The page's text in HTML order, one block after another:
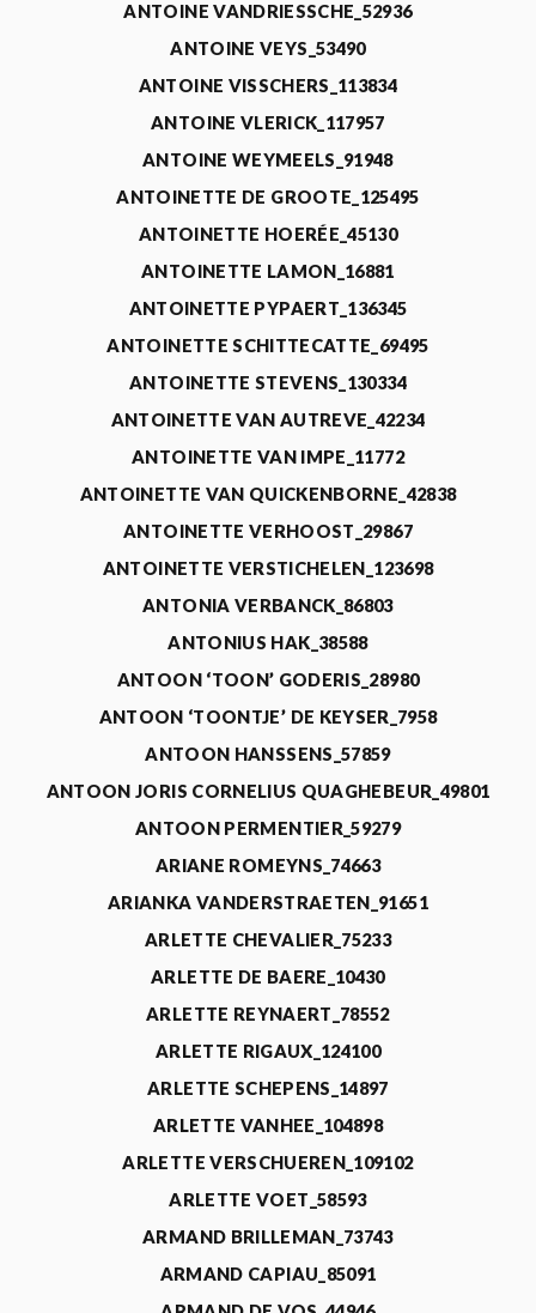
ANTOINE VANDRIESSCHE_52936
ANTOINE VEYS_53490
ANTOINE VISSCHERS_113834
ANTOINE VLERICK_117957
ANTOINE WEYMEELS_91948
ANTOINETTE DE GROOTE_125495
ANTOINETTE HOERÉE_45130
ANTOINETTE LAMON_16881
ANTOINETTE PYPAERT_136345
ANTOINETTE SCHITTECATTE_69495
ANTOINETTE STEVENS_130334
ANTOINETTE VAN AUTREVE_42234
ANTOINETTE VAN IMPE_11772
ANTOINETTE VAN QUICKENBORNE_42838
ANTOINETTE VERHOOST_29867
ANTOINETTE VERSTICHELEN_123698
ANTONIA VERBANCK_86803
ANTONIUS HAK_38588
ANTOON ‘TOON’ GODERIS_28980
ANTOON ‘TOONTJE’ DE KEYSER_7958
ANTOON HANSSENS_57859
ANTOON JORIS CORNELIUS QUAGHEBEUR_49801
ANTOON PERMENTIER_59279
ARIANE ROMEYNS_74663
ARIANKA VANDERSTRAETEN_91651
ARLETTE CHEVALIER_75233
ARLETTE DE BAERE_10430
ARLETTE REYNAERT_78552
ARLETTE RIGAUX_124100
ARLETTE SCHEPENS_14897
ARLETTE VANHEE_104898
ARLETTE VERSCHUEREN_109102
ARLETTE VOET_58593
ARMAND BRILLEMAN_73743
ARMAND CAPIAU_85091